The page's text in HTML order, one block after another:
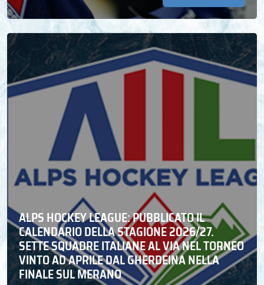
ALPS HOCKEY LEAGUE: PUBBLICATO IL
CALENDARIO DELLA STAGIONE 2026/27.
SETTE SQUADRE ITALIANE AL VIA NEL TORNEO
VINTO AD APRILE DAL GHERDEINA NELLA
FINALE SUL MERANO